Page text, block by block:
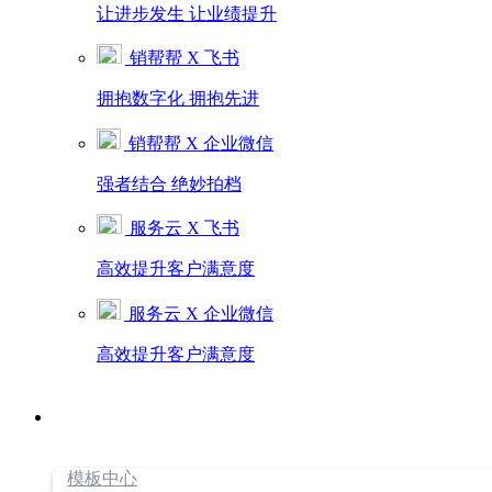
让进步发生 让业绩提升
销帮帮 X 飞书
拥抱数字化 拥抱先进
销帮帮 X 企业微信
强者结合 绝妙拍档
服务云 X 飞书
高效提升客户满意度
服务云 X 企业微信
高效提升客户满意度
模板中心